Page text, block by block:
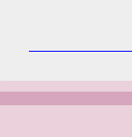
n
t